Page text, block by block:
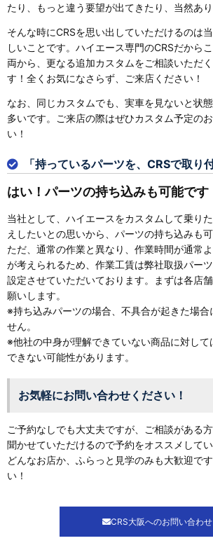
たり、もっと違う要望が出てきたり、当然あり
そんな時にCRSを思い出していただけるのは
しいことです。ハイエース専門のCRSだから
両から、更なる追加カスタムをご相談いただ
す！全くお気になさらず、ご来店ください！
なお、同じカスタムでも、実車を見ないと状
多いです。ご来店の際はぜひカスタム予定の
い！
「持っているパーツを、CRSで取り
はい！パーツの持ち込みも可能です
当社として、ハイエースをカスタムして乗り
えしたいとの思いから、パーツの持ち込みも可
ただ、通常の作業と異なり、作業時間が通常
が考えられるため、作業工賃は弊社取扱パー
設定させていただいております。まずは各店
願いします。
※持ち込みパーツの場合、不具合が起きた場合
せん。
※他社の中身が理解できていない商品に対し
できない可能性があります。
お気軽にお問い合わせください！
ご予約なしでも大丈夫ですが、ご相談がある
聞かせていただけるので予約をオススメしてい
どんなお店か、ふらっと見学のみも大歓迎で
い！
CRS大阪へのお問い合わせ